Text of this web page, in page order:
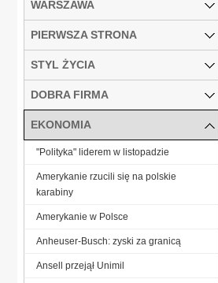
WARSZAWA
PIERWSZA STRONA
STYL ŻYCIA
DOBRA FIRMA
EKONOMIA
"Polityka" liderem w listopadzie
Amerykanie rzucili się na polskie
karabiny
Amerykanie w Polsce
Anheuser-Busch: zyski za granicą
Ansell przejął Unimil